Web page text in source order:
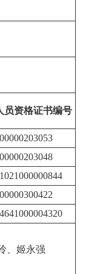
员资格证书编号
、 姬永强